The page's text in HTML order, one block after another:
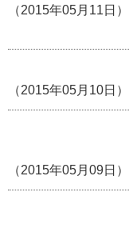
（2015年05月11日）
（2015年05月10日）
（2015年05月09日）